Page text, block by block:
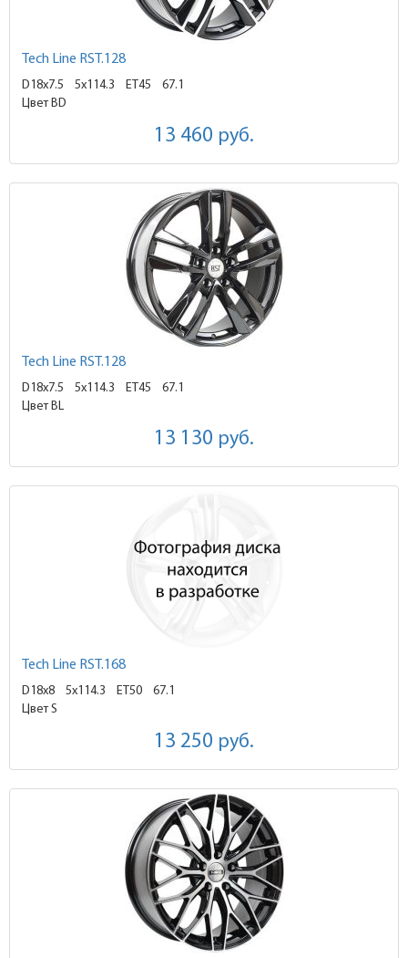
Tech Line RST.128
D18x7.5 5x114.3 ET45
67.1
Цвет BD
13 460 руб.
Tech Line RST.128
D18x7.5 5x114.3 ET45
67.1
Цвет BL
13 130 руб.
Tech Line RST.168
D18x8 5x114.3 ET50
67.1
Цвет S
13 250 руб.